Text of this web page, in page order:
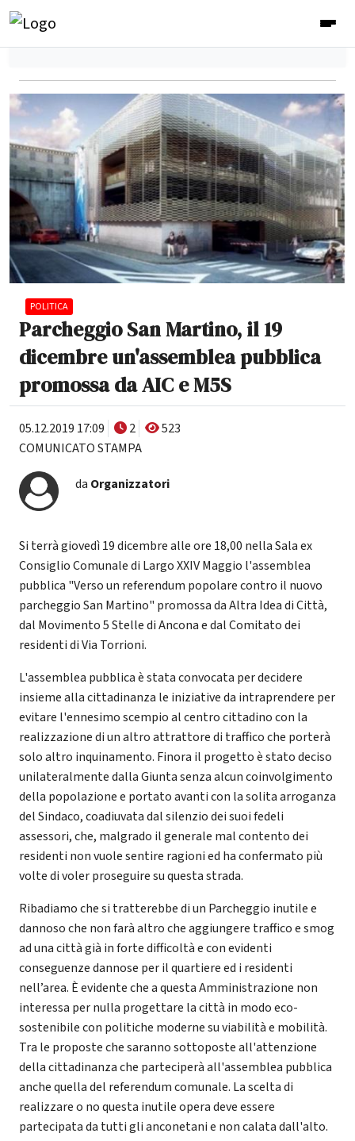
POLITICA
Parcheggio San Martino, il 19
dicembre un'assemblea pubblica
promossa da AIC e M5S
05.12.2019 17:09 2
523
COMUNICATO STAMPA
da Organizzatori
Si terrà giovedì 19 dicembre alle ore 18,00 nella Sala ex
Consiglio Comunale di Largo XXIV Maggio l'assemblea
pubblica "Verso un referendum popolare contro il nuovo
parcheggio San Martino" promossa da Altra Idea di Città,
dal Movimento 5 Stelle di Ancona e dal Comitato dei
residenti di Via Torrioni.
L'assemblea pubblica è stata convocata per decidere
insieme alla cittadinanza le iniziative da intraprendere per
evitare l'ennesimo scempio al centro cittadino con la
realizzazione di un altro attrattore di traffico che porterà
solo altro inquinamento. Finora il progetto è stato deciso
unilateralmente dalla Giunta senza alcun coinvolgimento
della popolazione e portato avanti con la solita arroganza
del Sindaco, coadiuvata dal silenzio dei suoi fedeli
assessori, che, malgrado il generale mal contento dei
residenti non vuole sentire ragioni ed ha confermato più
volte di voler proseguire su questa strada.
Ribadiamo che si tratterebbe di un Parcheggio inutile e
dannoso che non farà altro che aggiungere traffico e smog
ad una città già in forte difficoltà e con evidenti
conseguenze dannose per il quartiere ed i residenti
nell’area. È evidente che a questa Amministrazione non
interessa per nulla progettare la città in modo eco-
sostenibile con politiche moderne su viabilità e mobilità.
Tra le proposte che saranno sottoposte all'attenzione
della cittadinanza che parteciperà all'assemblea pubblica
anche quella del referendum comunale. La scelta di
realizzare o no questa inutile opera deve essere
partecipata da tutti gli anconetani e non calata dall'alto.